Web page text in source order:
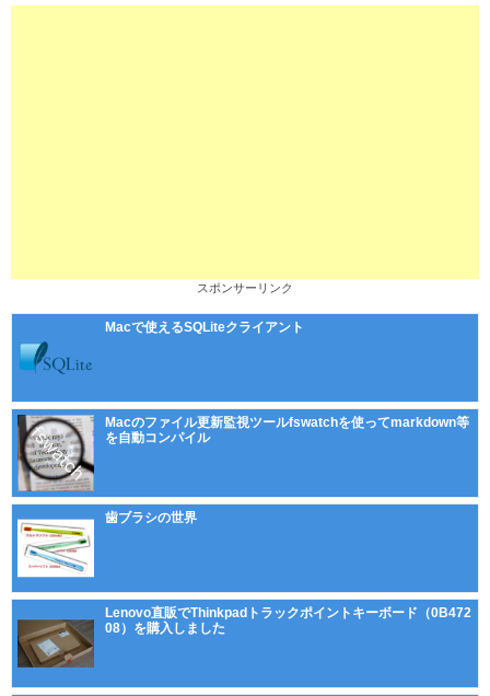
スポンサーリンク
Macで使えるSQLiteクライアント
Macのファイル更新監視ツールfswatchを使ってmarkdown等
を自動コンパイル
歯ブラシの世界
Lenovo直販でThinkpadトラックポイントキーボード（0B472
08）を購入しました